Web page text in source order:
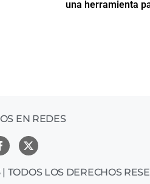
oportunidades
de
EN REDES
LOS DERECHOS